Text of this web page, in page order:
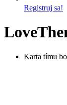
Registruj sa!
Karta tímu